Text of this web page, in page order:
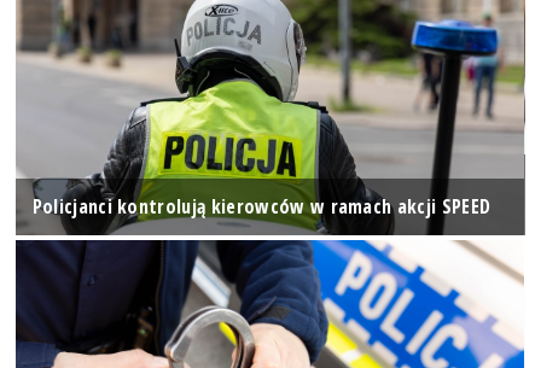
Policjanci kontrolują kierowców w ramach akcji SPEED